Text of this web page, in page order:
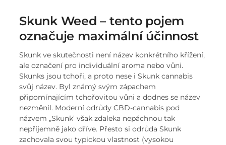
Skunk Weed – tento pojem
označuje maximální účinnost
Skunk ve skutečnosti není název konkrétního křížení,
ale označení pro individuální aroma nebo vůni.
Skunks jsou tchoři, a proto nese i Skunk cannabis
svůj název. Byl známý svým zápachem
připomínajícím tchořovitou vůni a dodnes se název
nezměnil. Moderní odrůdy CBD-cannabis pod
názvem „Skunk’ však zdaleka nepáchnou tak
nepříjemně jako dříve. Přesto si odrůda Skunk
zachovala svou typickou vlastnost (vysokou